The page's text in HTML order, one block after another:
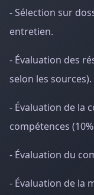
- Sélection sur
entretien.
- Évaluation des
selon les sources).
- Évaluation de la
compétences
- Évaluation du
- Évaluation de la